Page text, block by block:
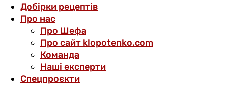
Добірки рецептів
Про нас
Про Шефа
Про сайт klopotenko.com
Команда
Наші експерти
Спецпроєкти